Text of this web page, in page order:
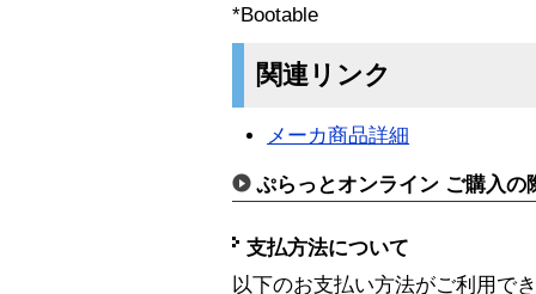
*Bootable
関連リンク
メーカ商品詳細
ぷらっとオンライン ご購入の
支払方法について
以下のお支払い方法がご利用で